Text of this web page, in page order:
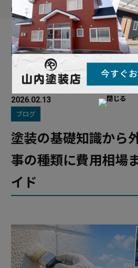
HOME// ブログ // 塗装の基礎知識から外壁や屋根工事
CATEGORY
お知らせ ブログ
2026.02.13
ブログ
塗装の基礎知識から
事の種類に費用相場
イド